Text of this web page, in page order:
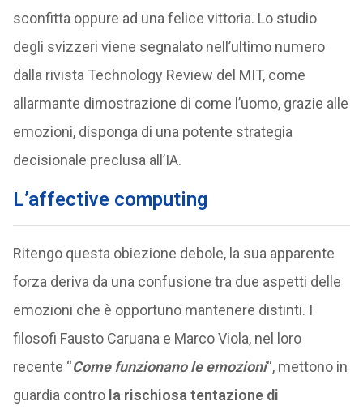
sconfitta oppure ad una felice vittoria. Lo studio
degli svizzeri viene segnalato nell’ultimo numero
dalla rivista Technology Review del MIT, come
allarmante dimostrazione di come l’uomo, grazie alle
emozioni, disponga di una potente strategia
decisionale preclusa all’IA.
L’affective computing
Ritengo questa obiezione debole, la sua apparente
forza deriva da una confusione tra due aspetti delle
emozioni che è opportuno mantenere distinti. I
filosofi Fausto Caruana e Marco Viola, nel loro
recente “Come funzionano le emozioni“, mettono in
guardia controla rischiosa tentazione di